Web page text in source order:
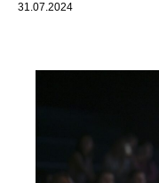
31.07.2024